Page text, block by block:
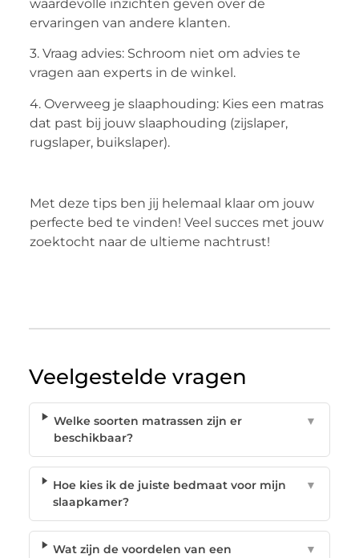
waardevolle inzichten geven over de
ervaringen van andere klanten.
3. Vraag advies: Schroom niet om advies te
vragen aan experts in de winkel.
4. Overweeg je slaaphouding: Kies een matras
dat past bij jouw slaaphouding (zijslaper,
rugslaper, buikslaper).
Met deze tips ben jij helemaal klaar om jouw
perfecte bed te vinden! Veel succes met jouw
zoektocht naar de ultieme nachtrust!
Veelgestelde vragen
Welke soorten matrassen zijn er
beschikbaar?
▼
Hoe kies ik de juiste bedmaat voor mijn
slaapkamer?
▼
Wat zijn de voordelen van een
▼